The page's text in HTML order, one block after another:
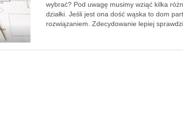
wybrać? Pod uwagę musimy wziąć kilka
działki. Jeśli jest ona dość wąska to dom
rozwiązaniem. Zdecydowanie lepiej